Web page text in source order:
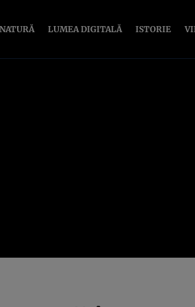
NATURĂ LUMEA DIGITALĂ ISTORIE